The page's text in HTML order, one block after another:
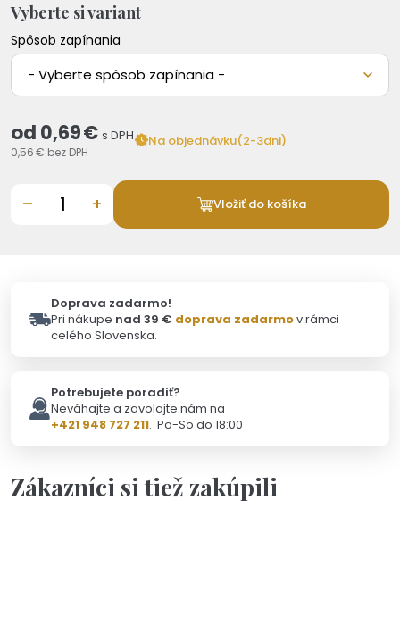
Vyberte si variant
Spôsob zapínania
- Vyberte spôsob zapínania -
od 0,69 € s DPH
0,56 € bez DPH
Na objednávku(2-3dni)
– + Vložiť do košíka
Doprava zadarmo!
Pri nákupe nad 39 € doprava zadarmov rámci
celého Slovenska.
Potrebujete poradiť?
Neváhajte a zavolajte nám na
+421 948 727 211. Po-So do 18:00
Zákazníci si tiež zakúpili